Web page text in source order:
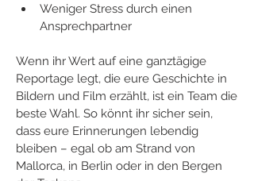
Weniger Stress durch einen
Ansprechpartner
Wenn ihr Wert auf eine ganztägige
Reportage legt, die eure Geschichte in
Bildern und Film erzählt, ist ein Team die
beste Wahl. So könnt ihr sicher sein,
dass eure Erinnerungen lebendig
bleiben – egal ob am Strand von
Mallorca, in Berlin oder in den Bergen